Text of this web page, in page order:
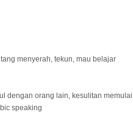
menyerah, tekun, mau belajar
dengan orang lain, kesulitan
speaking